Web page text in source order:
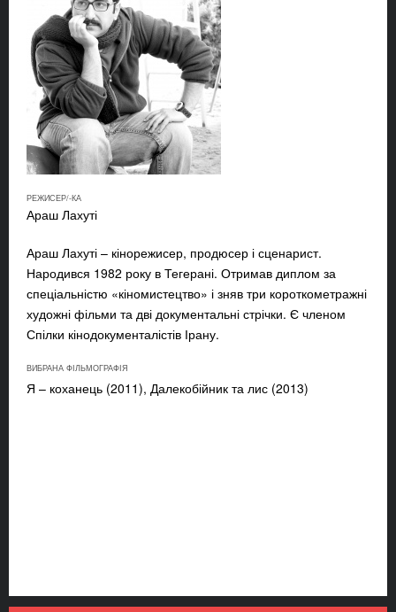
РЕЖИСЕР/-КА
Араш Лахуті
Араш Лахуті – кінорежисер, продюсер і сценарист.
Народився 1982 року в Тегерані. Отримав диплом за
спеціальністю «кіномистецтво» і зняв три короткометражні
художні фільми та дві документальні стрічки. Є членом
Спілки кінодокументалістів Ірану.
ВИБРАНА ФІЛЬМОГРАФІЯ
Я – коханець (2011), Далекобійник та лис (2013)